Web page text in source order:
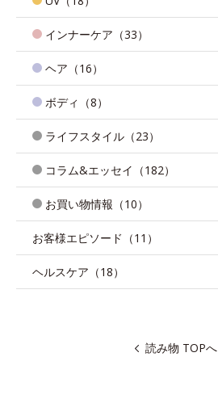
インナーケア（33）
ヘア（16）
ボディ（8）
ライフスタイル（23）
コラム&エッセイ（182）
お買い物情報（10）
お客様エピソード（11）
ヘルスケア（18）
読み物 TOPへ